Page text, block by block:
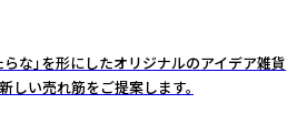
らな」を形にしたオリジナルのアイデア雑貨
しい売れ筋をご提案します。